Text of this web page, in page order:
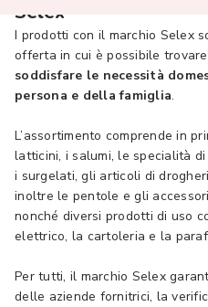
Selex
I prodotti con il marchio Selex
offerta in cui è possibile trovare
soddisfare le necessità
persona e della famiglia.
L’assortimento comprende in
latticini, i salumi, le specialità
i surgelati, gli articoli di
inoltre le pentole e gli
nonché diversi prodotti di uso
elettrico, la cartoleria e la
Per tutti, il marchio Selex
delle aziende fornitrici, la